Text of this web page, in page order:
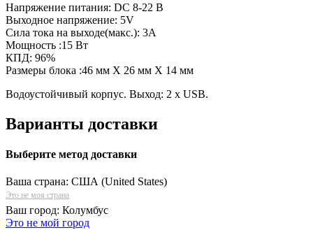
Напряжение питания: DC 8-22 В
Выходное напряжение: 5V
Сила тока на выходе(макс.): 3A
Мощность :15 Вт
КПД: 96%
Размеры блока :46 мм Х 26 мм X 14 мм
Водоустойчивый корпус. Выход: 2 х USB.
Варианты доставки
Выберите метод доставки
Ваша страна: США (United States)
Это не моя страна
Ваш город: Колумбус
Это не мой город